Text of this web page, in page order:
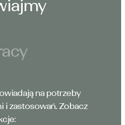
na potrzeby
i zastosowań. Zobacz